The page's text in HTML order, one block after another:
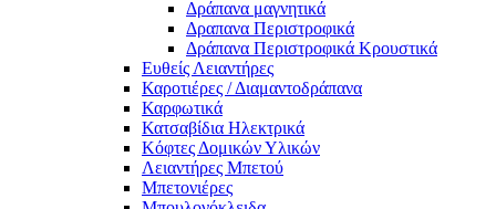
Δράπανα μαγνητικά
Δραπανα Περιστροφικά
Δράπανα Περιστροφικά Κρουστικά
Ευθείς Λειαντήρες
Καροτιέρες / Διαμαντοδράπανα
Καρφωτικά
Κατσαβίδια Ηλεκτρικά
Κόφτες Δομικών Υλικών
Λειαντήρες Μπετού
Μπετονιέρες